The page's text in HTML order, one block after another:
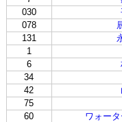
030
078
131
1
6
34
42
75
60
ワォー